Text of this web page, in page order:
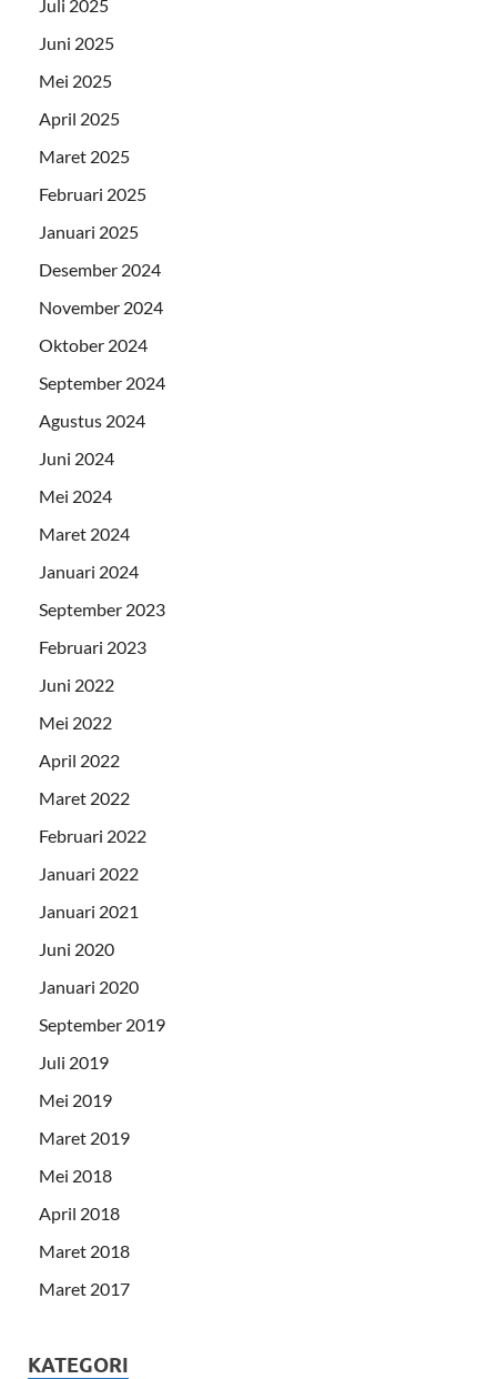
Juli 2025
Juni 2025
Mei 2025
April 2025
Maret 2025
Februari 2025
Januari 2025
Desember 2024
November 2024
Oktober 2024
September 2024
Agustus 2024
Juni 2024
Mei 2024
Maret 2024
Januari 2024
September 2023
Februari 2023
Juni 2022
Mei 2022
April 2022
Maret 2022
Februari 2022
Januari 2022
Januari 2021
Juni 2020
Januari 2020
September 2019
Juli 2019
Mei 2019
Maret 2019
Mei 2018
April 2018
Maret 2018
Maret 2017
KATEGORI